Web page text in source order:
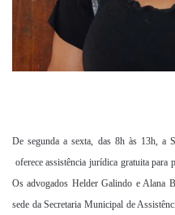
De segunda a sexta, das 8h às 13h, a
oferece assistência jurídica gratuita para
Os advogados Helder Galindo e Alana
sede da Secretaria Municipal de